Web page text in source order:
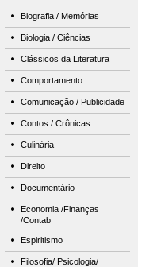
Biografia / Memórias
Biologia / Ciências
Clássicos da Literatura
Comportamento
Comunicação / Publicidade
Contos / Crônicas
Culinária
Direito
Documentário
Economia /Finanças
/Contab
Espiritismo
Filosofia/ Psicologia/